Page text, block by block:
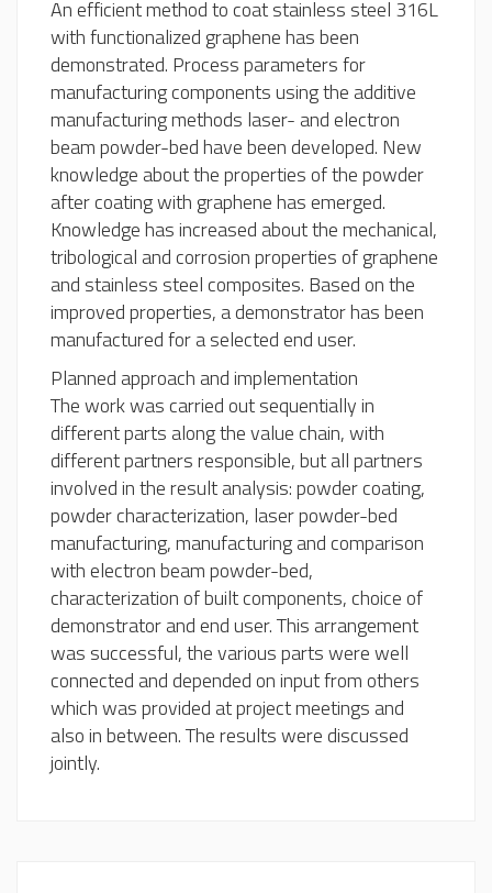
An efficient method to coat stainless steel 316L
with functionalized graphene has been
demonstrated. Process parameters for
manufacturing components using the additive
manufacturing methods laser- and electron
beam powder-bed have been developed. New
knowledge about the properties of the powder
after coating with graphene has emerged.
Knowledge has increased about the mechanical,
tribological and corrosion properties of graphene
and stainless steel composites. Based on the
improved properties, a demonstrator has been
manufactured for a selected end user.
Planned approach and implementation
The work was carried out sequentially in
different parts along the value chain, with
different partners responsible, but all partners
involved in the result analysis: powder coating,
powder characterization, laser powder-bed
manufacturing, manufacturing and comparison
with electron beam powder-bed,
characterization of built components, choice of
demonstrator and end user. This arrangement
was successful, the various parts were well
connected and depended on input from others
which was provided at project meetings and
also in between. The results were discussed
jointly.